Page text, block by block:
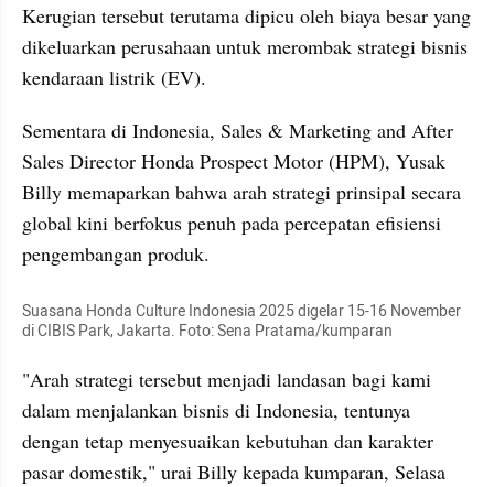
Kerugian tersebut terutama dipicu oleh biaya besar yang
dikeluarkan perusahaan untuk merombak strategi bisnis
kendaraan listrik (EV).
Sementara di Indonesia, Sales & Marketing and After
Sales Director Honda Prospect Motor (HPM), Yusak
Billy memaparkan bahwa arah strategi prinsipal secara
global kini berfokus penuh pada percepatan efisiensi
pengembangan produk.
Suasana Honda Culture Indonesia 2025 digelar 15-16 November
di CIBIS Park, Jakarta. Foto: Sena Pratama/kumparan
"Arah strategi tersebut menjadi landasan bagi kami
dalam menjalankan bisnis di Indonesia, tentunya
dengan tetap menyesuaikan kebutuhan dan karakter
pasar domestik," urai Billy kepada kumparan, Selasa